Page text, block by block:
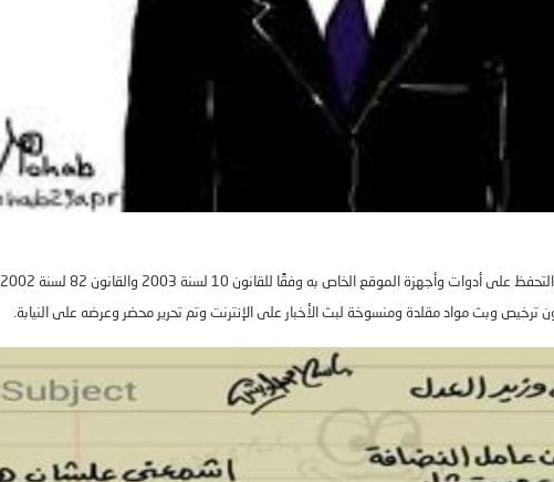
على أدوات وأجهزة الموقع الخاص به وفقًا للقانون 10 لسنة 2003 والقانون 82 لسنة 2002.
ترخيص وبث مواد مقلدة ومنسوخة لبث الأخبار على الإنترنت وتم تحرير محضر وعرضه على النيابة.